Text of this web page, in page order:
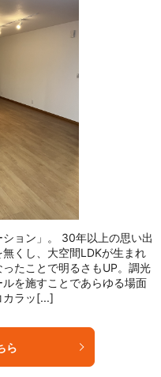
ョン」。 30年以上の思い出
くし、大空間LDKが生まれ
たことで明るさもUP。調光
を施すことであらゆる場面
カラッ[...]
ら